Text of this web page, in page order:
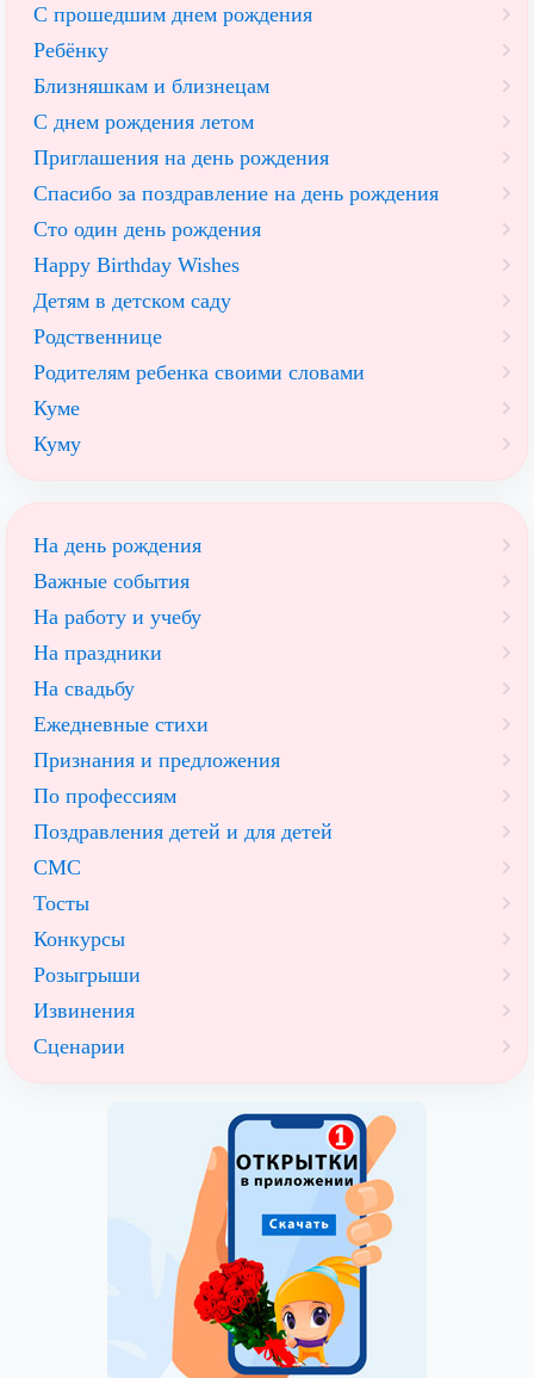
С прошедшим днем рождения
Ребёнку
Близняшкам и близнецам
С днем рождения летом
Приглашения на день рождения
Спасибо за поздравление на день рождения
Сто один день рождения
Happy Birthday Wishes
Детям в детском саду
Родственнице
Родителям ребенка своими словами
Куме
Куму
На день рождения
Важные события
На работу и учебу
На праздники
На свадьбу
Ежедневные стихи
Признания и предложения
По профессиям
Поздравления детей и для детей
СМС
Тосты
Конкурсы
Розыгрыши
Извинения
Сценарии